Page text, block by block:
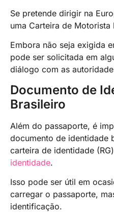
Se pretende dirigir na
uma Carteira de Motorista
Embora não seja exigida
pode ser solicitada em
diálogo com as
Documento de
Brasileiro
Além do passaporte, é
documento de identidade
carteira de identidade
identidade.
Isso pode ser útil em
carregar o passaporte,
identificação.